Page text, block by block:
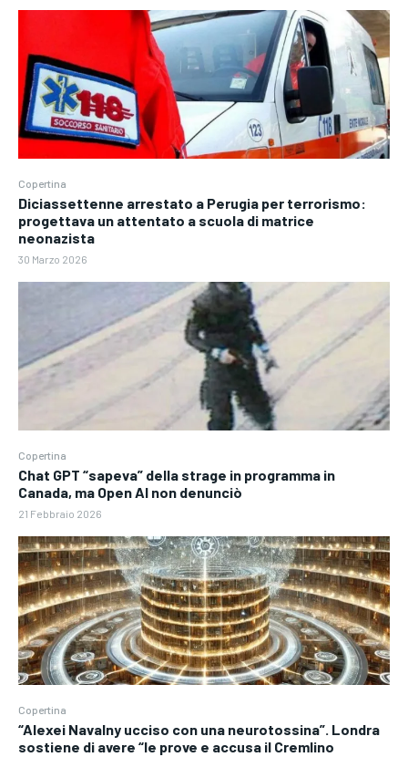
Copertina
Diciassettenne arrestato a Perugia per terrorismo:
progettava un attentato a scuola di matrice
neonazista
30 Marzo 2026
Copertina
Chat GPT “sapeva” della strage in programma in
Canada, ma Open AI non denunciò
21 Febbraio 2026
Copertina
“Alexei Navalny ucciso con una neurotossina”. Londra
sostiene di avere “le prove e accusa il Cremlino